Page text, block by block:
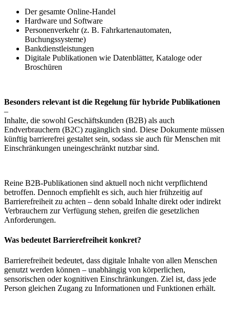
Der gesamte Online-Handel
Hardware und Software
Personenverkehr (z. B. Fahrkartenautomaten,
Buchungssysteme)
Bankdienstleistungen
Digitale Publikationen wie Datenblätter, Kataloge oder
Broschüren
Besonders relevant ist die Regelung für hybride Publikationen
–
Inhalte, die sowohl Geschäftskunden (B2B) als auch
Endverbrauchern (B2C) zugänglich sind. Diese Dokumente müssen
künftig barrierefrei gestaltet sein, sodass sie auch für Menschen mit
Einschränkungen uneingeschränkt nutzbar sind.
Reine B2B-Publikationen sind aktuell noch nicht verpflichtend
betroffen. Dennoch empfiehlt es sich, auch hier frühzeitig auf
Barrierefreiheit zu achten – denn sobald Inhalte direkt oder indirekt
Verbrauchern zur Verfügung stehen, greifen die gesetzlichen
Anforderungen.
Was bedeutet Barrierefreiheit konkret?
Barrierefreiheit bedeutet, dass digitale Inhalte von allen Menschen
genutzt werden können – unabhängig von körperlichen,
sensorischen oder kognitiven Einschränkungen. Ziel ist, dass jede
Person gleichen Zugang zu Informationen und Funktionen erhält.